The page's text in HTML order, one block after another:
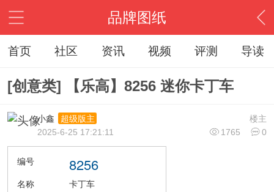
品牌图纸
首页 社区 资讯 视频 评测 导读
[创意类] 【乐高】8256 迷你卡丁车
楼主
小鑫
超级版主
1765
0
2025-6-25 17:21:11
编号 8256
名称
卡丁车